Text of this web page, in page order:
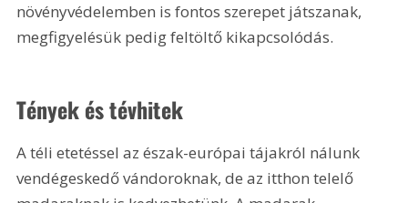
növényvédelemben is fontos szerepet játszanak,
megfigyelésük pedig feltöltő kikapcsolódás.
Tények és tévhitek
A téli etetéssel az észak-európai tájakról nálunk
vendégeskedő vándoroknak, de az itthon telelő